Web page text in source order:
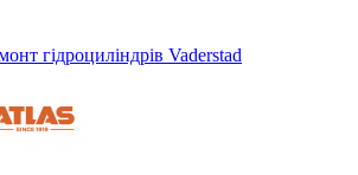
гідроциліндрів Vaderstad